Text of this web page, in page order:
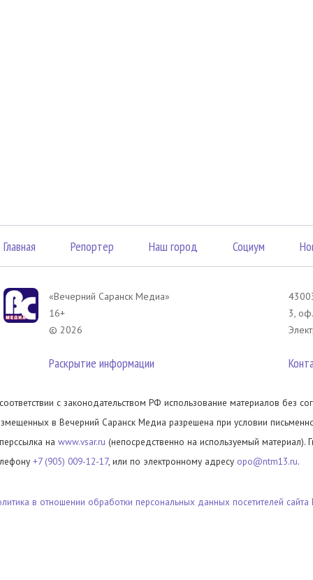
Главная Репортер Наш город Социум
«Вечерний Саранск Mедиа»
16+
© 2026
Раскрытие информации
3,
с законодательством РФ использование материалов без
в Вечерний Саранск Медиа разрешена при условии
на www.vsar.ru (непосредственно на используемый материал).
+7 (905) 009-12-17, или по электронному адресу opo@ntm13.ru.
в отношении обработки персональных данных посетителей